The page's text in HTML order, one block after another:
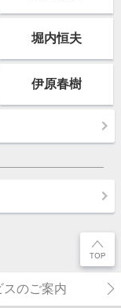
堀内恒夫
伊原春樹
スのご案内